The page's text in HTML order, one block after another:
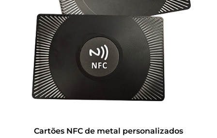
Cartões NFC de metal personalizados